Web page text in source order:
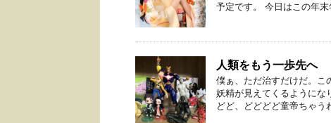
予定です。 今日はこの年
人類をもう一歩先へ
僕ぁ、ただ治すだけだ。
妖精が見えてくるように
どど、どどどど童帝ちゃう